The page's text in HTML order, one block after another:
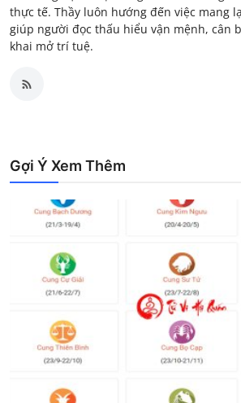
thực tế. Thầy luôn hướng đến việc mang
giúp người đọc thấu hiểu vận mệnh, cân
khai mở trí tuệ.
Gợi Ý Xem Thêm